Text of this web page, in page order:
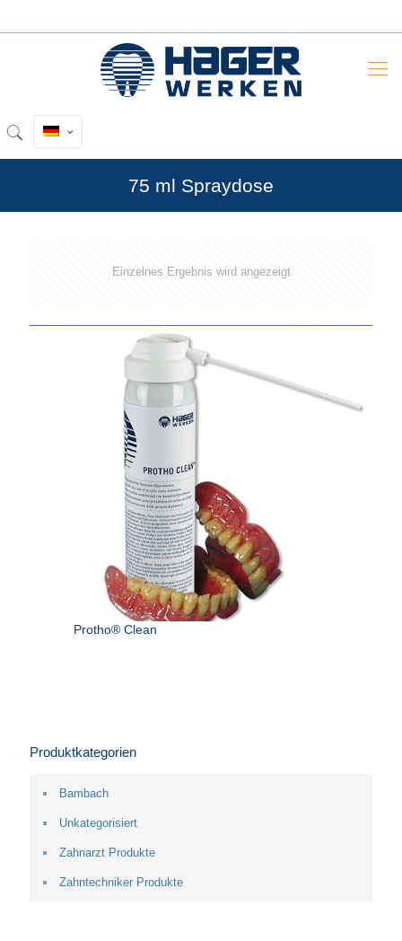
75 ml Spraydose
Einzelnes Ergebnis wird angezeigt
Protho® Clean
Produktkategorien
Bambach
Unkategorisiert
Zahnarzt Produkte
Zahntechniker Produkte